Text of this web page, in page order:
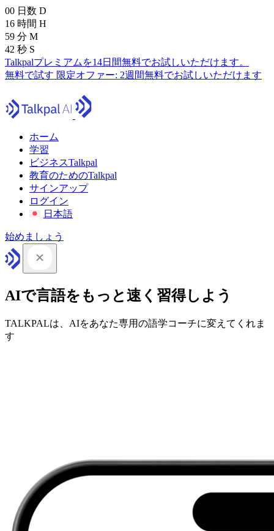
00 日数 D
16 時間 H
59 分 M
41 秒 S
Talkpalプレミアムを14日間無料でお試しいただけます。
無料で試す 限定オファー: 2週間無料でお試しいただけます
ホーム
学習
ビジネスTalkpal
教育のためのTalkpal
サインアップ
ログイン
日本語
始めましょう
AIで言語をもっと速く習得しよう
TALKPALは、AIをあなた専用の語学コーチに変えてくれま
す